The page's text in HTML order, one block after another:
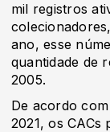
mil registros
ano, esse
quantidade de
2005.
De acordo
2021, os